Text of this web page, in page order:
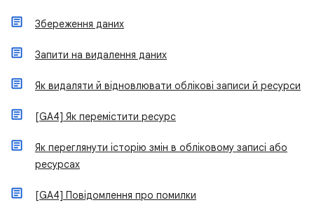
Збереження даних
Запити на видалення даних
Як видаляти й відновлювати облікові записи й ресурси
[GA4] Як перемістити ресурс
Як переглянути історію змін в обліковому записі або
ресурсах
[GA4] Повідомлення про помилки